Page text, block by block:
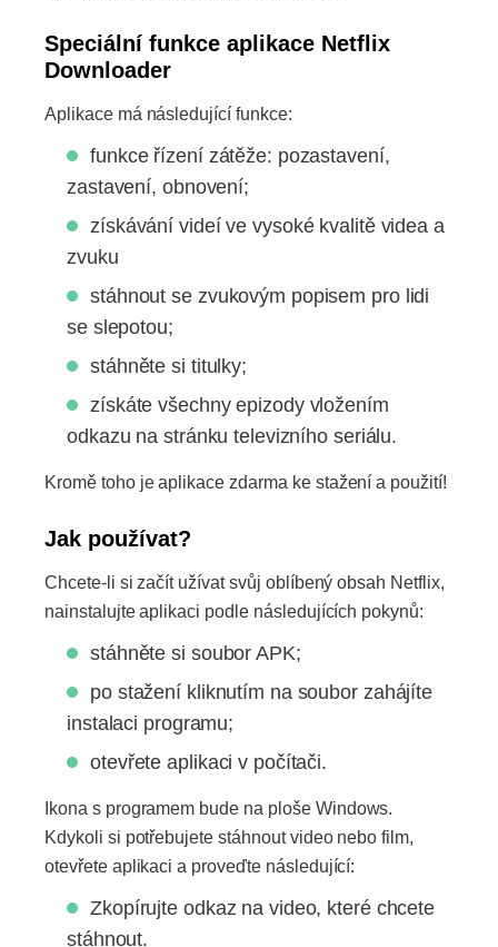
Speciální funkce aplikace Netflix
Downloader
Aplikace má následující funkce:
funkce řízení zátěže: pozastavení,
zastavení, obnovení;
získávání videí ve vysoké kvalitě videa a
zvuku
stáhnout se zvukovým popisem pro lidi
se slepotou;
stáhněte si titulky;
získáte všechny epizody vložením
odkazu na stránku televizního seriálu.
Kromě toho je aplikace zdarma ke stažení a použití!
Jak používat?
Chcete-li si začít užívat svůj oblíbený obsah Netflix,
nainstalujte aplikaci podle následujících pokynů:
stáhněte si soubor APK;
po stažení kliknutím na soubor zahájíte
instalaci programu;
otevřete aplikaci v počítači.
Ikona s programem bude na ploše Windows.
Kdykoli si potřebujete stáhnout video nebo film,
otevřete aplikaci a proveďte následující:
Zkopírujte odkaz na video, které chcete
stáhnout.